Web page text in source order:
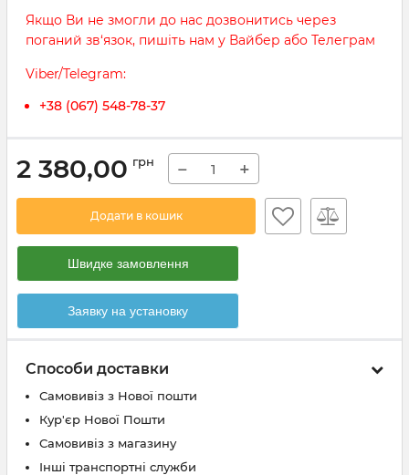
Якщо Ви не змогли до нас дозвонитись через
поганий зв‘язок, пишіть нам у Вайбер або Телеграм
Viber/Telegram:
+38 (067) 548-78-37
2 380,00 грн − +
Додати в кошик
Швидке замовлення
Заявку на установку
Способи доставки
Самовивіз з Нової пошти
Кур'єр Нової Пошти
Самовивіз з магазину
Інші транспортні служби